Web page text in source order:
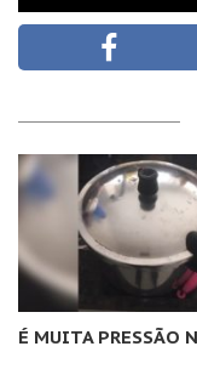
É MUITA PRESSÃO